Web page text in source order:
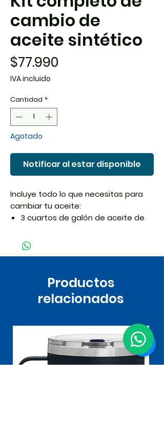
cambio de
aceite sintético
$77.990
IVA incluido
Cantidad *
Agotado
Notificar al estar disponible
Incluye todo lo que necesitas para
cambiar tu aceite:
3 cuartos de galón de aceite de
5W-50
1 filtro de aceite Polaris, PN
Productos
relacionados